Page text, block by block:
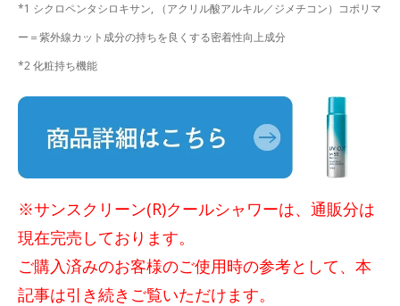
*1 シクロペンタシロキサン, （アクリル酸アルキル／ジメチコン）コポリマ
ー＝紫外線カット成分の持ちを良くする密着性向上成分
*2 化粧持ち機能
※サンスクリーン(R)クールシャワーは、通販分は
現在完売しております。
ご購入済みのお客様のご使用時の参考として、本
記事は引き続きご覧いただけます。